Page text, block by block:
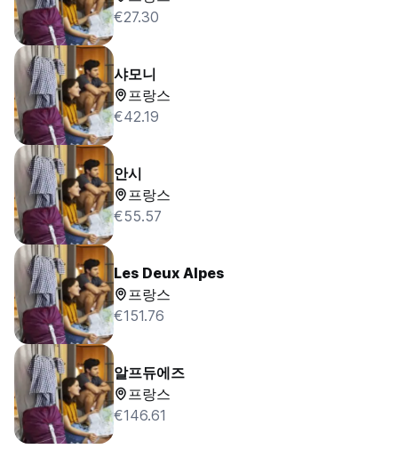
€27.30
샤모니
프랑스
€42.19
안시
프랑스
€55.57
Les Deux Alpes
프랑스
€151.76
알프듀에즈
프랑스
€146.61